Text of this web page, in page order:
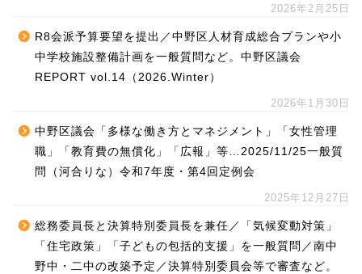
2026年2月25日
R8会派予算要望を提出／中野区人材育成総合プランや小
中学校施設整備計画を一般質問など。中野区議会
REPORT vol.14（2026.Winter）
2026年1月30日
中野区議会「多様な働き方とマネジメント」「女性管理
職」「教育費の無償化」「広報」等…2025/11/25一般質
問（河合りな）令和7年度・第4回定例会
2025年12月27日
総務委員長と決算特別委員長を兼任／「気候変動対策」
「住宅政策」「子どもの包括的支援」を一般質問／南中
野中・二中の改築予定／決算特別委員会等で審査など。